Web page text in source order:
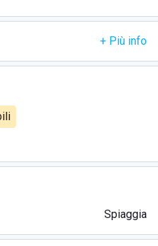
+ Più info
Spiaggia